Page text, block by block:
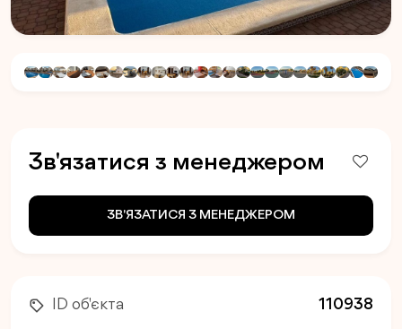
Зв'язатися з менеджером
ЗВ'ЯЗАТИСЯ З МЕНЕДЖЕРОМ
ID об'єкта 110938